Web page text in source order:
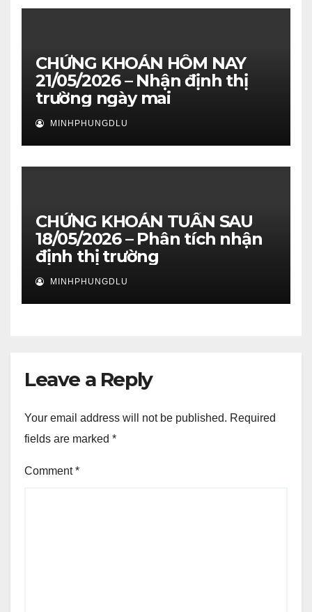
CHỨNG KHOÁN HÔM NAY
21/05/2026 – Nhận định thị
trường ngày mai
MINHPHUNGDLU
CHỨNG KHOÁN TUẦN SAU
18/05/2026 – Phân tích nhận
định thị trường
MINHPHUNGDLU
Leave a Reply
Your email address will not be published. Required
fields are marked *
Comment*